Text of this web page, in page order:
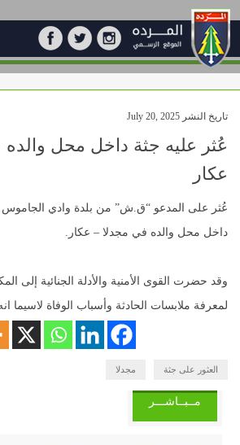
تاريخ النشر July 20, 2025
عُثر عليه جثة داخل محل
عكار
عُثر على المدعو “ق.ش” من بلدة وادي الجاموس
داخل محل والده في مجدلا – عكار.
وقد حضرت القوى الأمنية والأدلة الجنائية إلى
لمعرفة ملابسات الحادثة وأسباب الوفاة لاسيما
العثور على جثة مجدلا
مــبــاشـــر